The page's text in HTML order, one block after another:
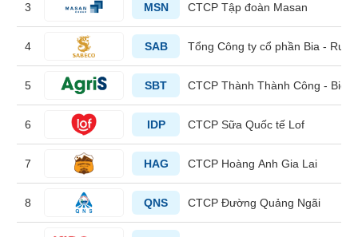
liệu
Tâm
3 MSN CTCP Tập đoàn Masan
4 SAB Tổng Công ty cổ phần Bia -
5 SBT CTCP Thành Thành Công - Biên
6 IDP CTCP Sữa Quốc tế Lof
7 HAG CTCP Hoàng Anh Gia Lai
8 QNS CTCP Đường Quảng Ngãi
DÙNG
KHÔNG
THIẾT
YẾU
TIÊU